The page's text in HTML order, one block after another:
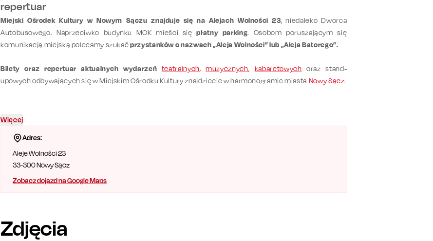
Adres:
Aleje Wolności 23
33-300Nowy Sącz
Zobacz dojazd na Google Maps
repertuar
Miejski Ośrodek Kultury w Nowym Sączu znajduje się na Alejach Wolności 23, niedaleko Dworca
Autobusowego. Naprzeciwko budynku MOK mieści siępłatny parking. Osobom poruszającym się
komunikacją miejską polecamy szukaćprzystanków o nazwach „Aleja Wolności” lub „Aleja Batorego”.
Bilety oraz repertuar aktualnych wydarzeń teatralnych,muzycznych, kabaretowych oraz stand-
upowych odbywających się w Miejskim Ośrodku Kultury znajdziecie w harmonogramie miasta Nowy Sącz.
Więcej
Zdjęcia